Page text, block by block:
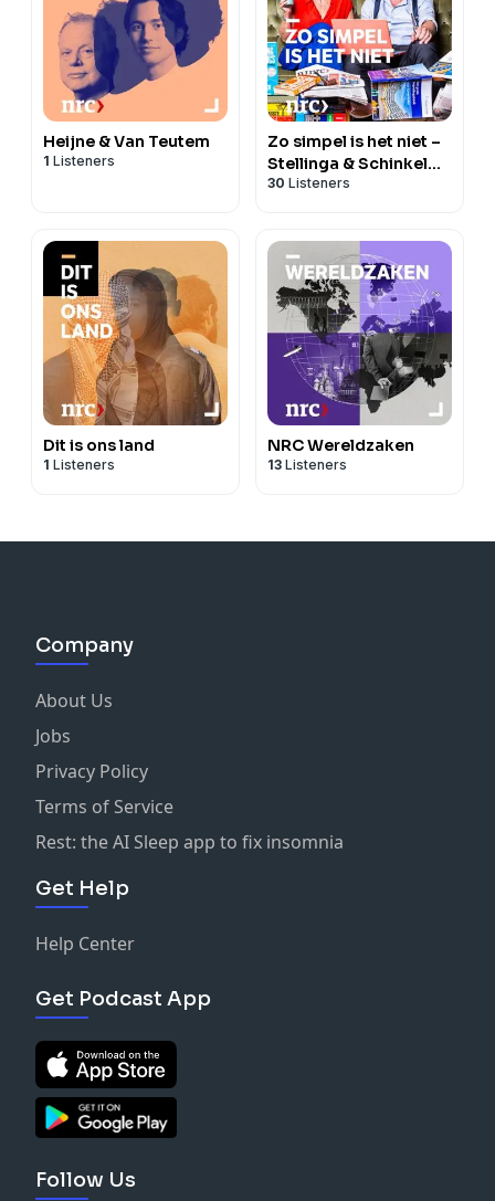
Heijne & Van Teutem
1 Listeners
Zo simpel is het niet –
Stellinga & Schinkel
over economie
30 Listeners
Dit is ons land
1 Listeners
NRC Wereldzaken
13 Listeners
Company
About Us
Jobs
Privacy Policy
Terms of Service
Rest: the AI Sleep app to fix insomnia
Get Help
Help Center
Get Podcast App
Follow Us